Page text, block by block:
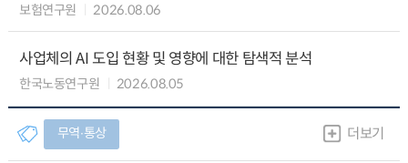
보험연구원 2026.08.06
사업체의 AI 도입 현황 및 영향에 대한 탐색적 분석
한국노동연구원 2026.08.05
무역∙통상 더보기